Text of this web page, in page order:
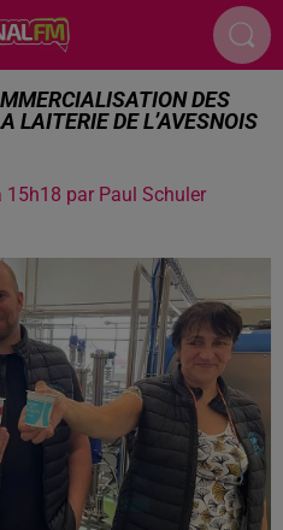
DES
LAITERIE DE L’AVESNOIS
15h18 par Paul Schuler